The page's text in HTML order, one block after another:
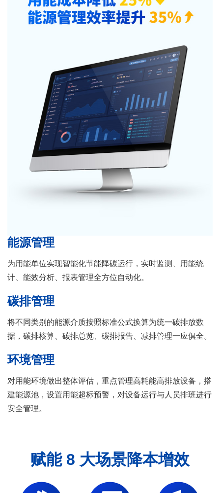
能源管理
为用能单位实现智能化节能降碳运行，实时监测、用能统
计、能效分析、报表管理全方位自动化。
碳排管理
将不同类别的能源介质按照标准公式换算为统一碳排放数
据，碳排核算、碳排总览、碳排报告、减排管理一应俱全。
环境管理
对用能环境做出整体评估，重点管理高耗能高排放设备，搭
建能源池，设置用能超标预警，对设备运行与人员排班进行
安全管理。
赋能 8 大场景降本增效